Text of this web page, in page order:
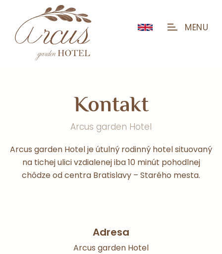
MENU
Kontakt
Arcus garden Hotel
Arcus garden Hotel je útulný rodinný hotel situovaný
na tichej ulici vzdialenej iba 10 minút pohodlnej
chôdze od centra Bratislavy – Starého mesta.
Adresa
Arcus garden Hotel